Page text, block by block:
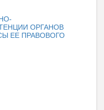
ОРГАНОВ
ЕЕ ПРАВОВОГО